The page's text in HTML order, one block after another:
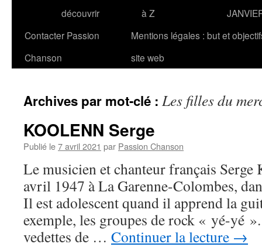
découvrir
à Z
Contacter Passion
Chanson
Mentions légales : but et
site web
Archives par mot-clé : Les filles du
KOOLENN Serge
Publié le7 avril 2021 par Passion Chanson
Le musicien et chanteur français
avril 1947 à La Garenne-Colombes,
Il est adolescent quand il apprend la
exemple, les groupes de rock « yé-yé
vedettes de … Continuer la lecture →